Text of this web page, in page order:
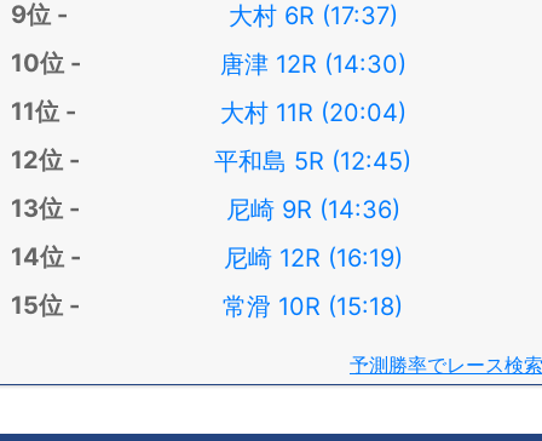
大村 6R (17:37)
唐津 12R (14:30)
大村 11R (20:04)
平和島 5R (12:45)
尼崎 9R (14:36)
尼崎 12R (16:19)
常滑 10R (15:18)
予測勝率でレース検索